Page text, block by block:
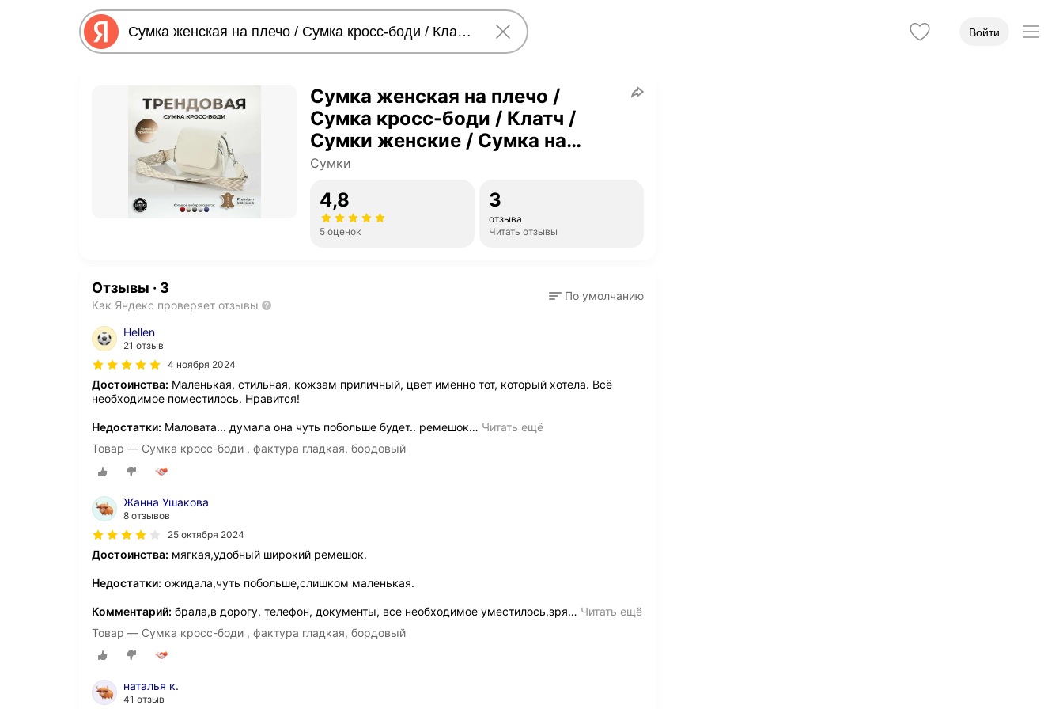
Войти
Сумка женская на плечо /
Сумка кросс-боди / Клатч /
Сумки женские / Сумка на
плечо / маленькая сумка
Сумки
4,8
5 оценок
3
отзыва
Читать отзывы
Отзывы · 3
Как Яндекс проверяет отзывы
По умолчанию
Hellen
21 отзыв
4 ноября 2024
Достоинства: Маленькая, стильная, кожзам приличный, цвет именно тот, который хотела. Всё
необходимое поместилось. Нравится!
Недостатки: Маловата... думала она чуть побольше будет.. ремешок… Читать ещё
Товар — Сумка кросс-боди , фактура гладкая, бордовый
Жанна Ушакова
8 отзывов
25 октября 2024
Достоинства: мягкая,удобный широкий ремешок.
Недостатки: ожидала,чуть побольше,слишком маленькая.
Комментарий: брала,в дорогу, телефон, документы, все необходимое уместилось,зря… Читать ещё
Товар — Сумка кросс-боди , фактура гладкая, бордовый
наталья к.
41 отзыв